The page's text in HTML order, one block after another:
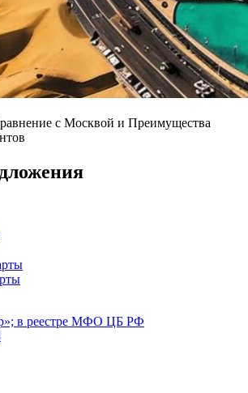
с Москвой и Преимущества
в реестре МФО ЦБ РФ